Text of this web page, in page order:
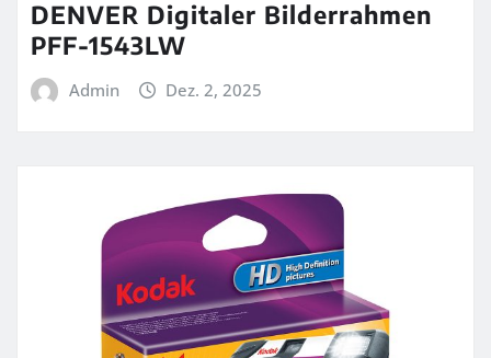
DENVER Digitaler Bilderrahmen
PFF-1543LW
Admin Dez. 2, 2025